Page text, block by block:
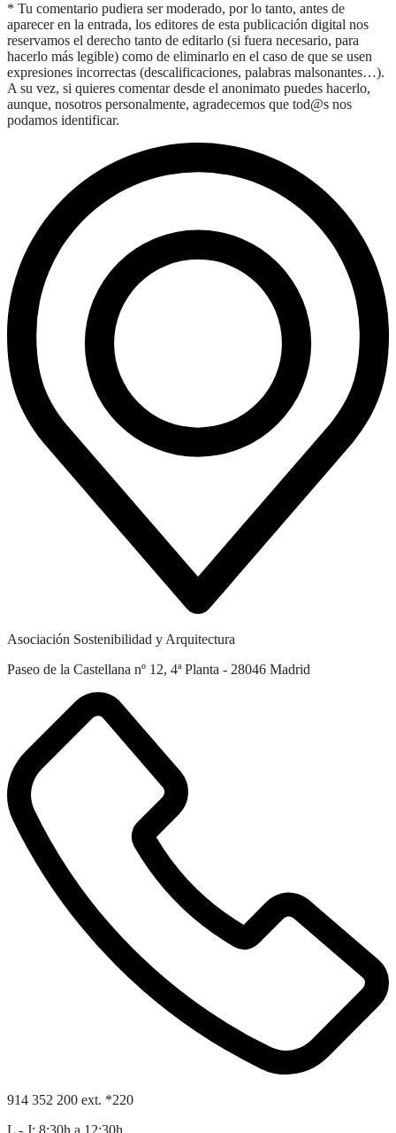
* Tu comentario pudiera ser moderado, por lo tanto, antes de
aparecer en la entrada, los editores de esta publicación digital nos
reservamos el derecho tanto de editarlo (si fuera necesario, para
hacerlo más legible) como de eliminarlo en el caso de que se usen
expresiones incorrectas (descalificaciones, palabras malsonantes…).
A su vez, si quieres comentar desde el anonimato puedes hacerlo,
aunque, nosotros personalmente, agradecemos que tod@s nos
podamos identificar.
Asociación Sostenibilidad y Arquitectura
Paseo de la Castellana nº 12, 4ª Planta - 28046 Madrid
914 352 200 ext. *220
L - J: 8:30h a 12:30h